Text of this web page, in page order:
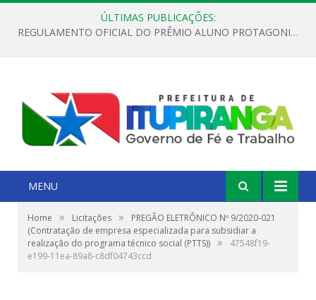
ÚLTIMAS PUBLICAÇÕES:
REGULAMENTO OFICIAL DO PRÊMIO ALUNO PROTAGONISTA – EDIÇÃO 2026
MENU
Home » Licitações »
PREGÃO ELETRÔNICO Nº 9/2020-021
(Contratação de empresa especializada para subsidiar a
realização do programa técnico social (PTTS)) »
47548f19-
e199-11ea-89a8-c8df04743ccd